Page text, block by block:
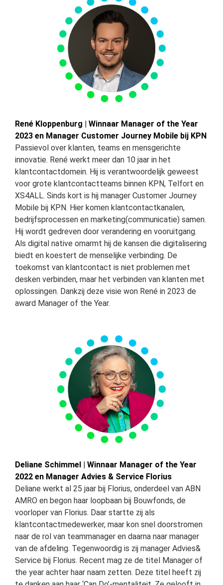
René Kloppenburg | Winnaar Manager of the Year
2023 en Manager Customer Journey Mobile bij KPN
Passievol over klanten, teams en mensgerichte
innovatie. René werkt meer dan 10 jaar in het
klantcontactdomein. Hij is verantwoordelijk geweest
voor grote klantcontactteams binnen KPN, Telfort en
XS4ALL. Sinds kort is hij manager Customer Journey
Mobile bij KPN. Hier komen klantcontactkanalen,
bedrijfsprocessen en marketing(communicatie) samen.
Hij wordt gedreven door verandering en vooruitgang.
Als digital native omarmt hij de kansen die digitalisering
biedt en koestert de menselijke verbinding. De
toekomst van klantcontact is niet problemen met
desken verbinden, maar het verbinden van klanten met
oplossingen. Dankzij deze visie won René in 2023 de
award Manager of the Year.
Deliane Schimmel | Winnaar Manager of the Year
2022 en Manager Advies & Service Florius
Deliane werkt al 25 jaar bij Florius, onderdeel van ABN
AMRO en begon haar loopbaan bij Bouwfonds, de
voorloper van Florius. Daar startte zij als
klantcontactmedewerker, maar kon snel doorstromen
naar de rol van teammanager en daarna naar manager
van de afdeling. Tegenwoordig is zij manager Advies&
Service bij Florius. Recent mag ze de titel Manager of
the year achter haar naam zetten. Deze titel heeft zij